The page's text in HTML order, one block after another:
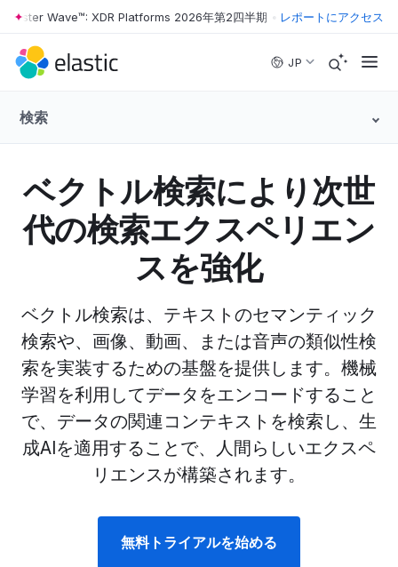
Skip to main content
Wave™: XDR Platforms 2026年第2四半期 • The Forrester Wave™:
レポートにアクセス
JP
検索
ベクトル検索により次世
代の検索エクスペリエン
スを強化
ベクトル検索は、テキストのセマンティック
検索や、画像、動画、または音声の類似性検
索を実装するための基盤を提供します。機械
学習を利用してデータをエンコードすること
で、データの関連コンテキストを検索し、生
成AIを適用することで、人間らしいエクスペ
リエンスが構築されます。
無料トライアルを始める